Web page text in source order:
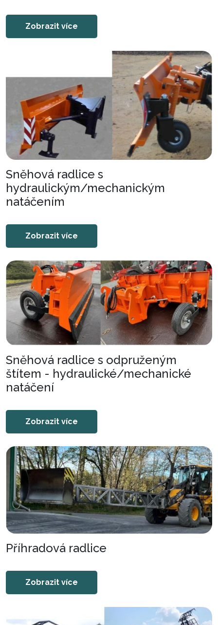
Zobrazit více
Sněhová radlice s
hydraulickým/mechanickým
natáčením
Zobrazit více
Sněhová radlice s odpruženým
štítem - hydraulické/mechanické
natáčení
Zobrazit více
Příhradová radlice
Zobrazit více